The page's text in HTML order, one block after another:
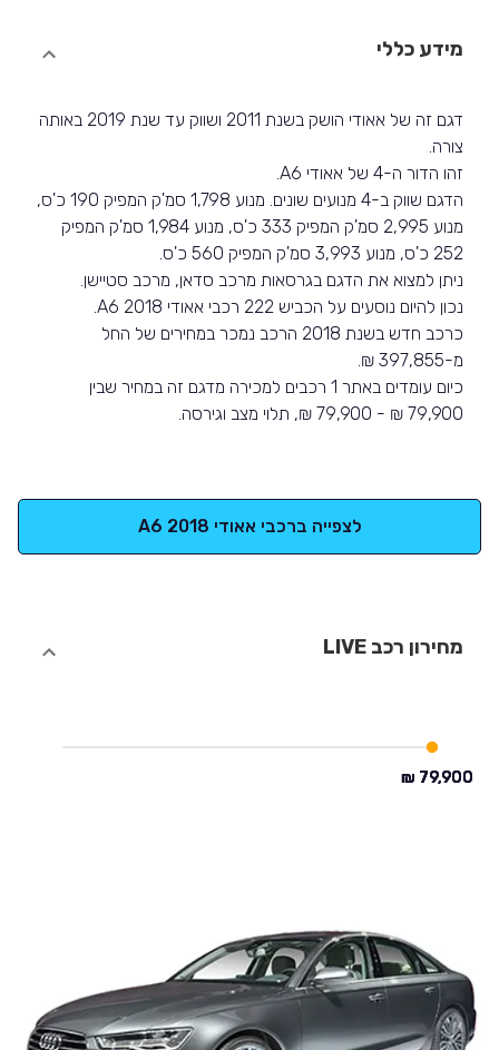
מידע כללי
דגם זה של אאודי הושק בשנת 2011 ושווק עד שנת 2019 באותה
צורה.
זהו הדור ה-4 של אאודי A6.
הדגם שווק ב-4 מנועים שונים. מנוע 1,798 סמ'ק המפיק 190 כ'ס,
מנוע 2,995 סמ'ק המפיק 333 כ'ס, מנוע 1,984 סמ'ק המפיק
252 כ'ס, מנוע 3,993 סמ'ק המפיק 560 כ'ס.
ניתן למצוא את הדגם בגרסאות מרכב סדאן, מרכב סטיישן.
נכון להיום נוסעים על הכביש 222 רכבי אאודי A6 2018.
כרכב חדש בשנת 2018 הרכב נמכר במחירים של החל
מ-397,855 ₪.
כיום עומדים באתר 1 רכבים למכירה מדגם זה במחיר שבין
79,900 ₪ - 79,900 ₪, תלוי מצב וגירסה.
לצפייה ברכבי אאודי A6 2018
מחירון רכב LIVE